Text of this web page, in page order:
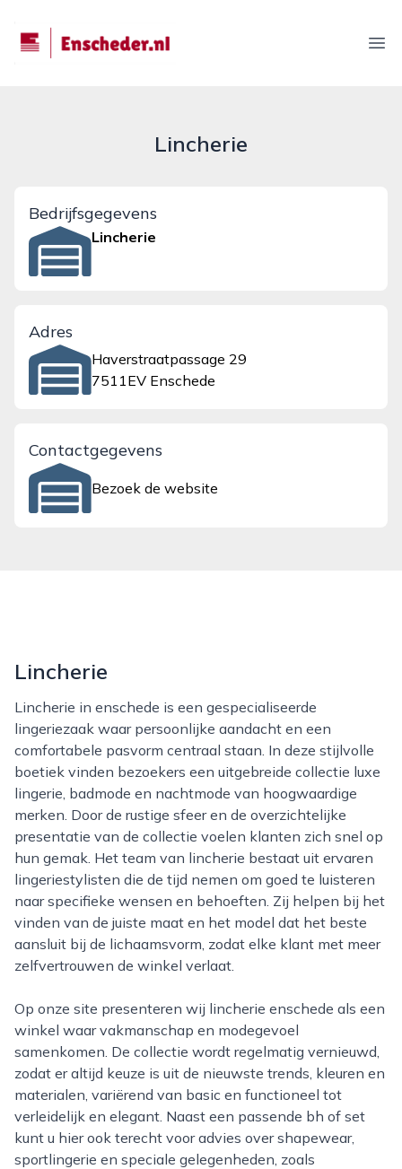
enscheder.nl
Lincherie
Bedrijfsgegevens
Lincherie
Adres
Haverstraatpassage 29
7511EV Enschede
Contactgegevens
Bezoek de website
Lincherie
Lincherie in enschede is een gespecialiseerde
lingeriezaak waar persoonlijke aandacht en een
comfortabele pasvorm centraal staan. In deze stijlvolle
boetiek vinden bezoekers een uitgebreide collectie luxe
lingerie, badmode en nachtmode van hoogwaardige
merken. Door de rustige sfeer en de overzichtelijke
presentatie van de collectie voelen klanten zich snel op
hun gemak. Het team van lincherie bestaat uit ervaren
lingeriestylisten die de tijd nemen om goed te luisteren
naar specifieke wensen en behoeften. Zij helpen bij het
vinden van de juiste maat en het model dat het beste
aansluit bij de lichaamsvorm, zodat elke klant met meer
zelfvertrouwen de winkel verlaat.
Op onze site presenteren wij lincherie enschede als een
winkel waar vakmanschap en modegevoel
samenkomen. De collectie wordt regelmatig vernieuwd,
zodat er altijd keuze is uit de nieuwste trends, kleuren en
materialen, variërend van basic en functioneel tot
verleidelijk en elegant. Naast een passende bh of set
kunt u hier ook terecht voor advies over shapewear,
sportlingerie en speciale gelegenheden, zoals